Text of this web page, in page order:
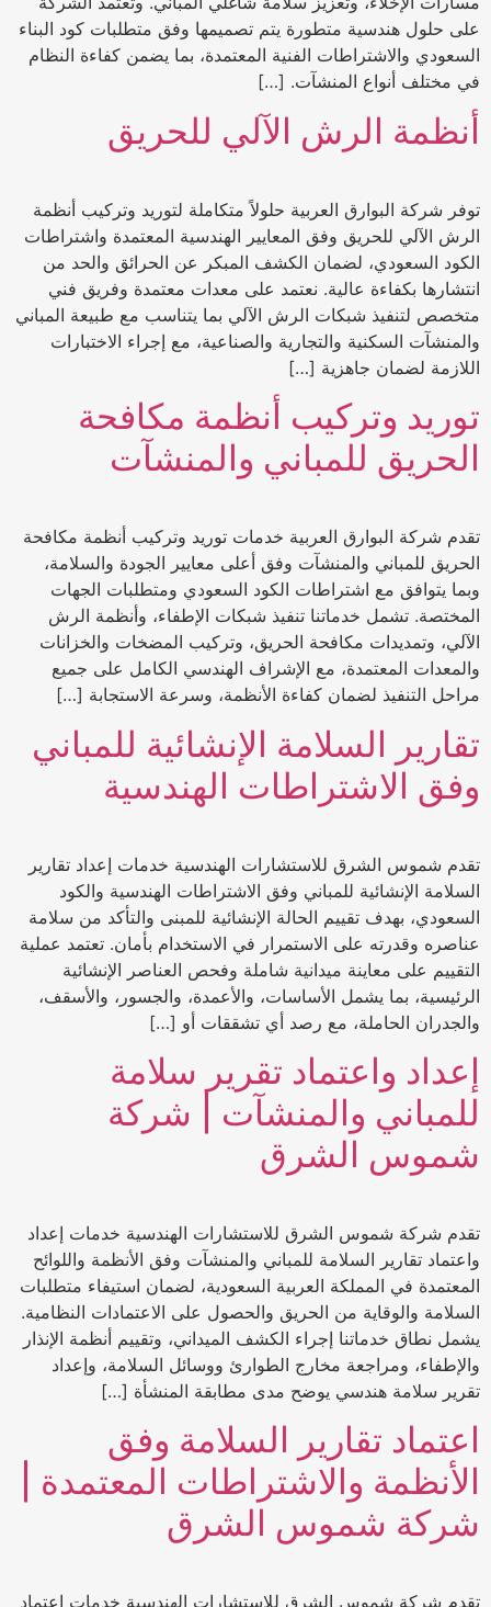
على حلول هندسية متطورة يتم تصميمها وفق متطلبات كود البناء
السعودي والاشتراطات الفنية المعتمدة، بما يضمن كفاءة النظام
في مختلف أنواع المنشآت. […]
أنظمة الرش الآلي للحريق
توفر شركة البوارق العربية حلولاً متكاملة لتوريد وتركيب أنظمة
الرش الآلي للحريق وفق المعايير الهندسية المعتمدة واشتراطات
الكود السعودي، لضمان الكشف المبكر عن الحرائق والحد من
انتشارها بكفاءة عالية. نعتمد على معدات معتمدة وفريق فني
متخصص لتنفيذ شبكات الرش الآلي بما يتناسب مع طبيعة المباني
والمنشآت السكنية والتجارية والصناعية، مع إجراء الاختبارات
اللازمة لضمان جاهزية […]
توريد وتركيب أنظمة مكافحة
الحريق للمباني والمنشآت
تقدم شركة البوارق العربية خدمات توريد وتركيب أنظمة مكافحة
الحريق للمباني والمنشآت وفق أعلى معايير الجودة والسلامة،
وبما يتوافق مع اشتراطات الكود السعودي ومتطلبات الجهات
المختصة. تشمل خدماتنا تنفيذ شبكات الإطفاء، وأنظمة الرش
الآلي، وتمديدات مكافحة الحريق، وتركيب المضخات والخزانات
والمعدات المعتمدة، مع الإشراف الهندسي الكامل على جميع
مراحل التنفيذ لضمان كفاءة الأنظمة، وسرعة الاستجابة […]
تقارير السلامة الإنشائية للمباني
وفق الاشتراطات الهندسية
تقدم شموس الشرق للاستشارات الهندسية خدمات إعداد تقارير
السلامة الإنشائية للمباني وفق الاشتراطات الهندسية والكود
السعودي، بهدف تقييم الحالة الإنشائية للمبنى والتأكد من سلامة
عناصره وقدرته على الاستمرار في الاستخدام بأمان. تعتمد عملية
التقييم على معاينة ميدانية شاملة وفحص العناصر الإنشائية
الرئيسية، بما يشمل الأساسات، والأعمدة، والجسور، والأسقف،
والجدران الحاملة، مع رصد أي تشققات أو […]
إعداد واعتماد تقرير سلامة
للمباني والمنشآت | شركة
شموس الشرق
تقدم شركة شموس الشرق للاستشارات الهندسية خدمات إعداد
واعتماد تقارير السلامة للمباني والمنشآت وفق الأنظمة واللوائح
المعتمدة في المملكة العربية السعودية، لضمان استيفاء متطلبات
السلامة والوقاية من الحريق والحصول على الاعتمادات النظامية.
يشمل نطاق خدماتنا إجراء الكشف الميداني، وتقييم أنظمة الإنذار
والإطفاء، ومراجعة مخارج الطوارئ ووسائل السلامة، وإعداد
تقرير سلامة هندسي يوضح مدى مطابقة المنشأة […]
اعتماد تقارير السلامة وفق
الأنظمة والاشتراطات المعتمدة |
شركة شموس الشرق
تقدم شركة شموس الشرق للاستشارات الهندسية خدمات اعتماد